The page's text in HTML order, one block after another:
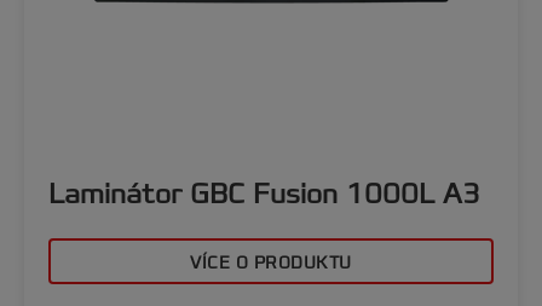
Laminátor GBC Fusion 1000L A3
VÍCE O PRODUKTU